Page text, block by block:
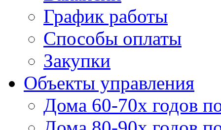
График работы
Способы оплаты
Закупки
Объекты управления
Дома 60-70х годов